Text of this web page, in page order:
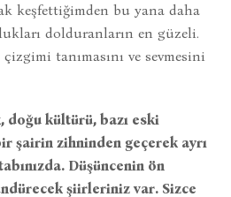
keşfettiğimden bu yana daha
dolduranların en güzeli.
tanımasını ve sevmesini
kültürü, bazı eski
şairin zihninden geçerek ayrı
Düşüncenin ön
şiirleriniz var. Sizce